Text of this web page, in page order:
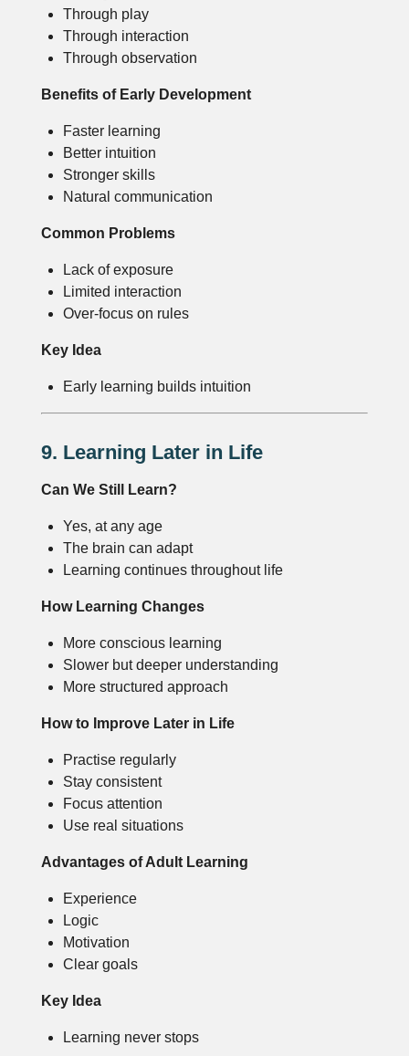
Through play
Through interaction
Through observation
Benefits of Early Development
Faster learning
Better intuition
Stronger skills
Natural communication
Common Problems
Lack of exposure
Limited interaction
Over-focus on rules
Key Idea
Early learning builds intuition
9. Learning Later in Life
Can We Still Learn?
Yes, at any age
The brain can adapt
Learning continues throughout life
How Learning Changes
More conscious learning
Slower but deeper understanding
More structured approach
How to Improve Later in Life
Practise regularly
Stay consistent
Focus attention
Use real situations
Advantages of Adult Learning
Experience
Logic
Motivation
Clear goals
Key Idea
Learning never stops